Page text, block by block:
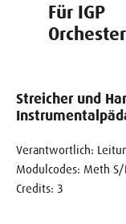
Für IGP
Streicher und
Verantwortlich:
Modulcodes: Meth S/
Credits: 3